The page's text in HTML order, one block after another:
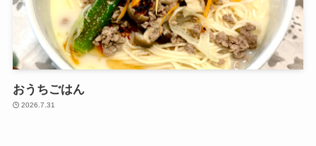
おうちごはん
2026.7.31